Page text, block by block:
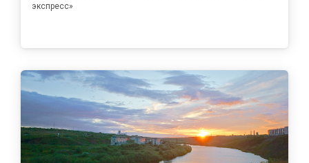
экспресс»